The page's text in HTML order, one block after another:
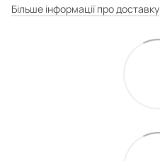
Більше інформації про доставку